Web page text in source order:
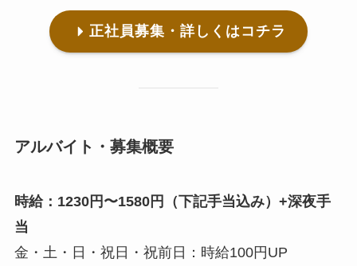
正社員募集・詳しくはコチラ
アルバイト・募集概要
時給：1230円〜1580円（下記手当込み）+深夜手
当
金・土・日・祝日・祝前日：時給100円UP